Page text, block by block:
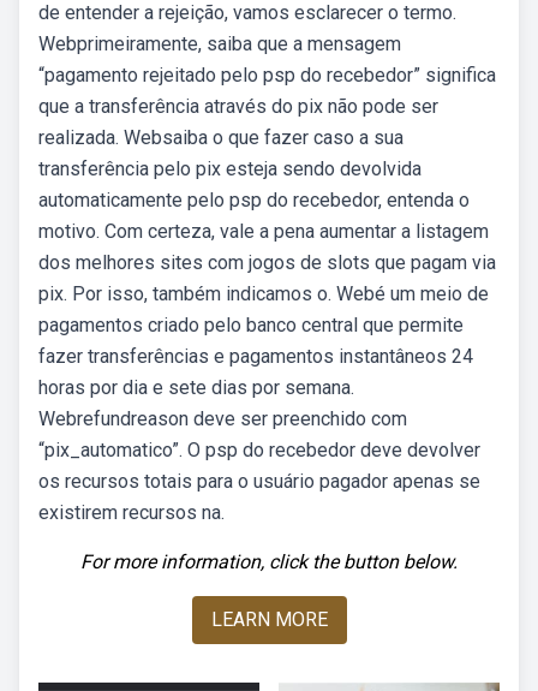
de entender a rejeição, vamos esclarecer o termo.
Webprimeiramente, saiba que a mensagem
“pagamento rejeitado pelo psp do recebedor” significa
que a transferência através do pix não pode ser
realizada. Websaiba o que fazer caso a sua
transferência pelo pix esteja sendo devolvida
automaticamente pelo psp do recebedor, entenda o
motivo. Com certeza, vale a pena aumentar a listagem
dos melhores sites com jogos de slots que pagam via
pix. Por isso, também indicamos o. Webé um meio de
pagamentos criado pelo banco central que permite
fazer transferências e pagamentos instantâneos 24
horas por dia e sete dias por semana.
Webrefundreason deve ser preenchido com
“pix_automatico”. O psp do recebedor deve devolver
os recursos totais para o usuário pagador apenas se
existirem recursos na.
For more information, click the button below.
LEARN MORE